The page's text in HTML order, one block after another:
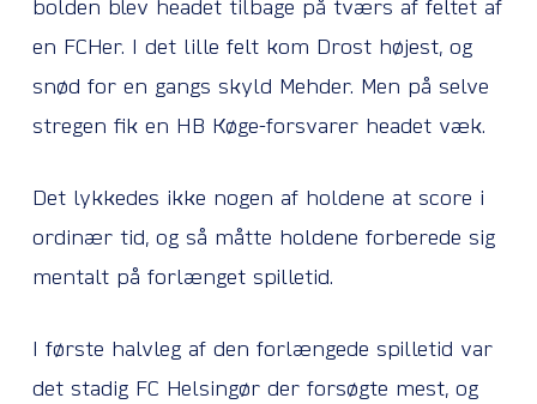
bolden blev headet tilbage på tværs af feltet af
en FCHer. I det lille felt kom Drost højest, og
snød for en gangs skyld Mehder. Men på selve
stregen fik en HB Køge-forsvarer headet væk.
Det lykkedes ikke nogen af holdene at score i
ordinær tid, og så måtte holdene forberede sig
mentalt på forlænget spilletid.
I første halvleg af den forlængede spilletid var
det stadig FC Helsingør der forsøgte mest, og